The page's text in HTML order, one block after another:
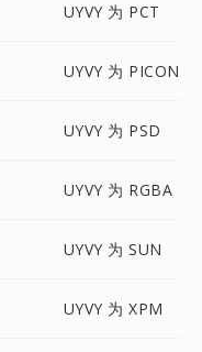
UYVY 为 PCT
UYVY 为 PICON
UYVY 为 PSD
UYVY 为 RGBA
UYVY 为 SUN
UYVY 为 XPM